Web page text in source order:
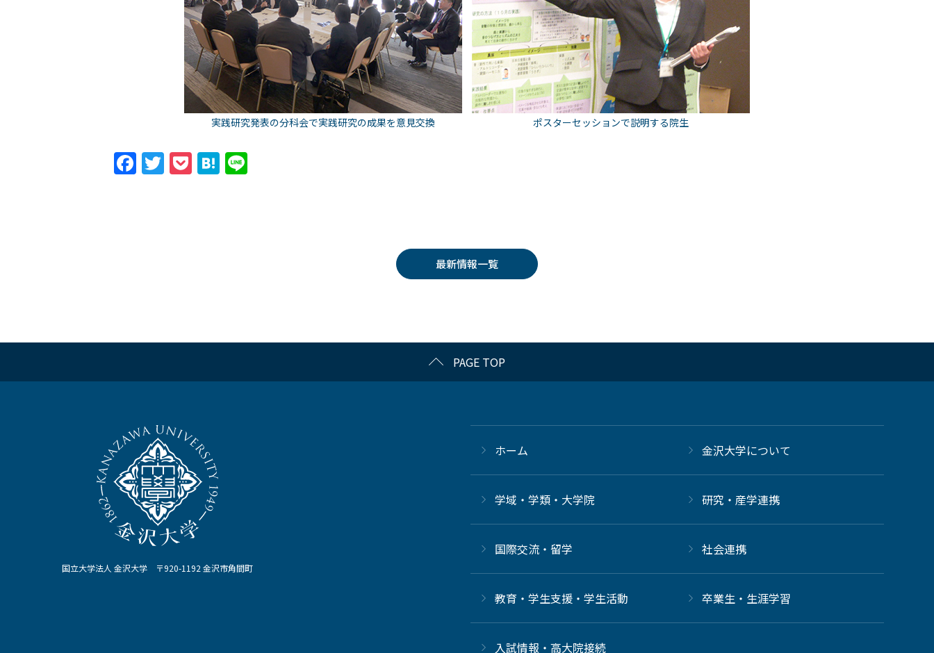
実践研究発表の分科会で実践研究の成果を意見交換 ポスターセッションで説明する院生
Facebook
Twitter
PocketHatena
最新情報一覧
PAGE TOP
国立大学法人 金沢大学 〒920-1192 金沢市角間町
ホーム 金沢大学について
学域・学類・大学院 研究・産学連携
国際交流・留学 社会連携
教育・学生支援・学生活動 卒業生・生涯学習
⼊試情報・高大院接続